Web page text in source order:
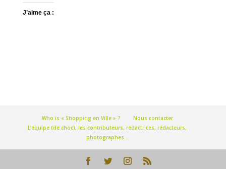
J’aime ça :
Who is « Shopping en Ville » ?
Nous contacter
L’équipe (de choc), les contributeurs, rédactrices, rédacteurs,
photographes…